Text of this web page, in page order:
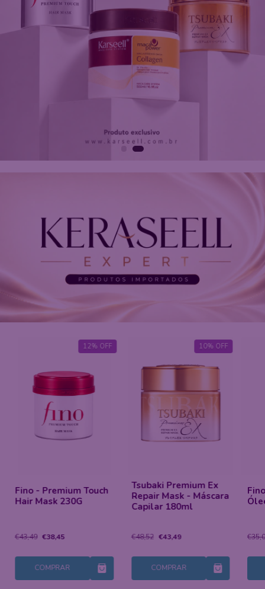
12% OFF
Fino - Premium Touch
Hair Mask 230G
€43,49 €38,45
COMPRAR
10% OFF
Tsubaki Premium Ex
Repair Mask - Máscara
Capilar 180ml
€48,52 €43,49
COMPRAR